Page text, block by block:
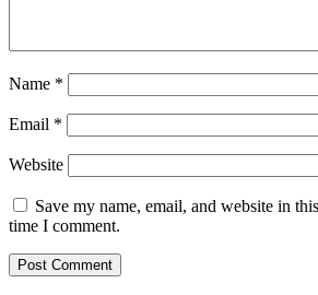
Name *
Email *
Website
Save my name, email, and website in
time I comment.